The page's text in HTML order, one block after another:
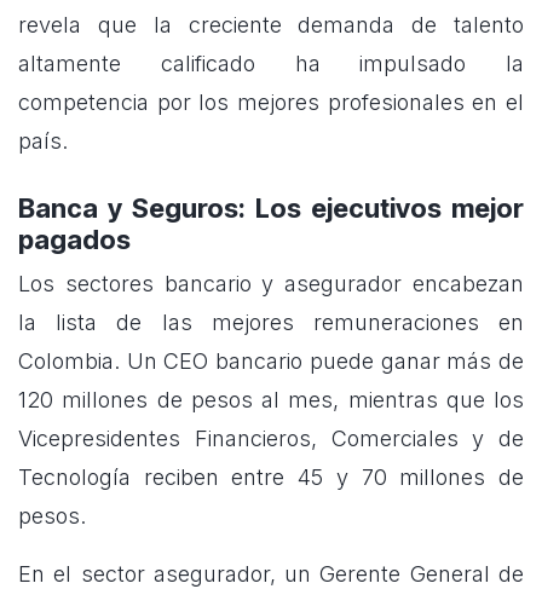
revela que la creciente demanda de talento
altamente calificado ha impulsado la
competencia por los mejores profesionales en el
país.
Banca y Seguros: Los ejecutivos mejor
pagados
Los sectores bancario y asegurador encabezan
la lista de las mejores remuneraciones en
Colombia. Un CEO bancario puede ganar más de
120 millones de pesos al mes, mientras que los
Vicepresidentes Financieros, Comerciales y de
Tecnología reciben entre 45 y 70 millones de
pesos.
En el sector asegurador, un Gerente General de